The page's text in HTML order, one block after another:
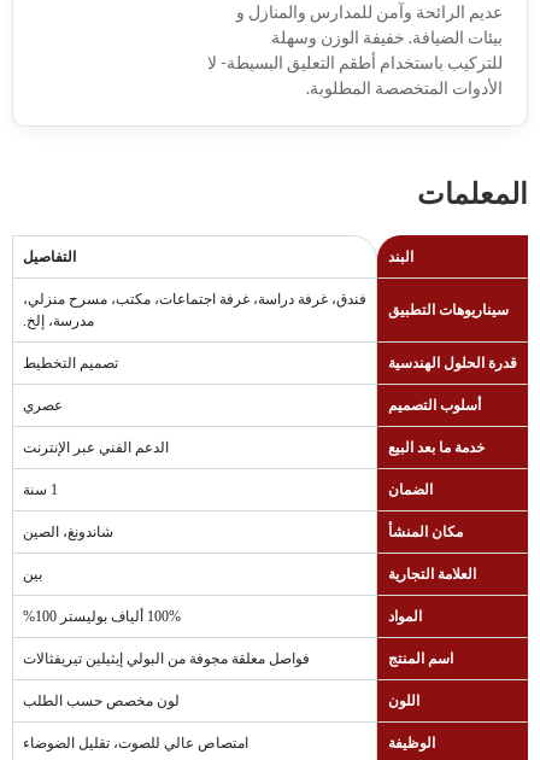
عديم الرائحة وآمن للمدارس والمنازل و
بيئات الضيافة. خفيفة الوزن وسهلة
للتركيب باستخدام أطقم التعليق البسيطة- لا
الأدوات المتخصصة المطلوبة.
المعلمات
البند التفاصيل
سيناريوهات التطبيق
فندق، غرفة دراسة، غرفة اجتماعات، مكتب، مسرح منزلي،
مدرسة، إلخ.
قدرة الحلول الهندسية تصميم التخطيط
أسلوب التصميم عصري
خدمة ما بعد البيع الدعم الفني عبر الإنترنت
الضمان 1 سنة
مكان المنشأ شاندونغ، الصين
العلامة التجارية بين
المواد 100% ألياف بوليستر 100%
اسم المنتج فواصل معلقة مجوفة من البولي إيثيلين تيريفثالات
اللون لون مخصص حسب الطلب
الوظيفة امتصاص عالي للصوت، تقليل الضوضاء